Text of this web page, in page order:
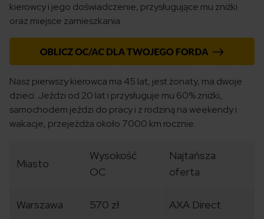
kierowcy i jego doświadczenie, przysługujące mu zniżki
oraz miejsce zamieszkania.
Nasz pierwszy kierowca ma 45 lat, jest żonaty, ma dwoje
dzieci. Jeździ od 20 lat i przysługuje mu 60% zniżki,
samochodem jeździ do pracy i z rodziną na weekendy i
wakacje, przejeżdża około 7000 km rocznie.
Miasto
Wysokość
OC
Najtańsza
oferta
Warszawa 570 zł AXA Direct